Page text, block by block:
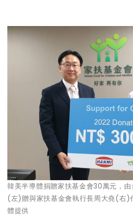
韓美半導體捐贈家扶基金會30萬元，
(左)贈與家扶基金會執行長周大堯(右)
體提供